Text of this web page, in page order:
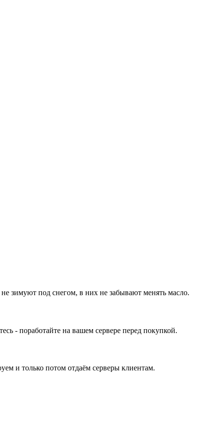
зимуют под снегом, в них не забывают менять масло.
- поработайте на вашем сервере перед покупкой.
и только потом отдаём серверы клиентам.